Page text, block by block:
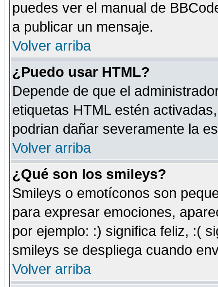
puedes ver el manual de
a publicar un mensaje.
Volver arriba
¿Puedo usar HTML?
Depende de que el
etiquetas HTML estén
podrian dañar severamente la
Volver arriba
¿Qué son los smileys?
Smileys o emotíconos son
para expresar emociones,
por ejemplo: :) significa feliz, :(
smileys se despliega cuando
Volver arriba